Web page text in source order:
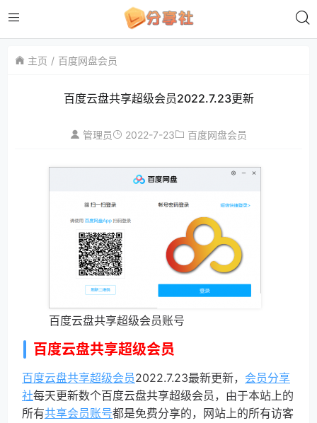
主页 百度网盘会员
百度云盘共享超级会员2022.7.23更新
管理员 2022-7-23 百度网盘会员
百度云盘共享超级会员账号
百度云盘共享超级会员
百度云盘共享超级会员2022.7.23最新更新， 会员分享
社每天更新数个百度云盘共享超级会员，由于本站上的
所有共享会员账号都是免费分享的，网站上的所有访客